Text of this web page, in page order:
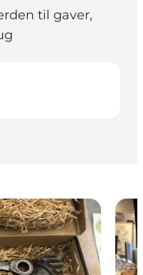
til gaver,